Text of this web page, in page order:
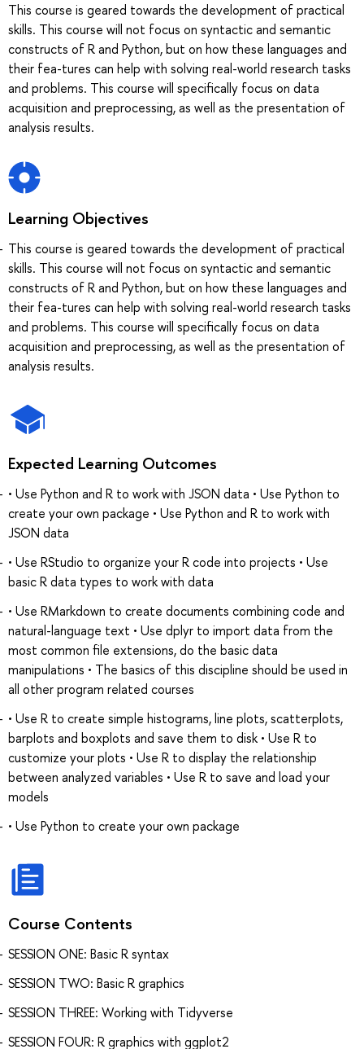
This course is geared towards the development of practical
skills. This course will not focus on syntactic and semantic
constructs of R and Python, but on how these languages and
their fea-tures can help with solving real-world research tasks
and problems. This course will specifically focus on data
acquisition and preprocessing, as well as the presentation of
analysis results.
Learning Objectives
This course is geared towards the development of practical
skills. This course will not focus on syntactic and semantic
constructs of R and Python, but on how these languages and
their fea-tures can help with solving real-world research tasks
and problems. This course will specifically focus on data
acquisition and preprocessing, as well as the presentation of
analysis results.
Expected Learning Outcomes
• Use Python and R to work with JSON data • Use Python to
create your own package • Use Python and R to work with
JSON data
• Use RStudio to organize your R code into projects • Use
basic R data types to work with data
• Use RMarkdown to create documents combining code and
natural-language text • Use dplyr to import data from the
most common file extensions, do the basic data
manipulations • The basics of this discipline should be used in
all other program related courses
• Use R to create simple histograms, line plots, scatterplots,
barplots and boxplots and save them to disk • Use R to
customize your plots • Use R to display the relationship
between analyzed variables • Use R to save and load your
models
• Use Python to create your own package
Course Contents
SESSION ONE: Basic R syntax
SESSION TWO: Basic R graphics
SESSION THREE: Working with Tidyverse
SESSION FOUR: R graphics with ggplot2